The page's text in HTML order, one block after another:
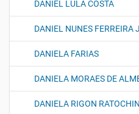
DANIEL LULA COSTA
DANIEL NUNES FERREIRA
DANIELA FARIAS
DANIELA MORAES DE
DANIELA RIGON